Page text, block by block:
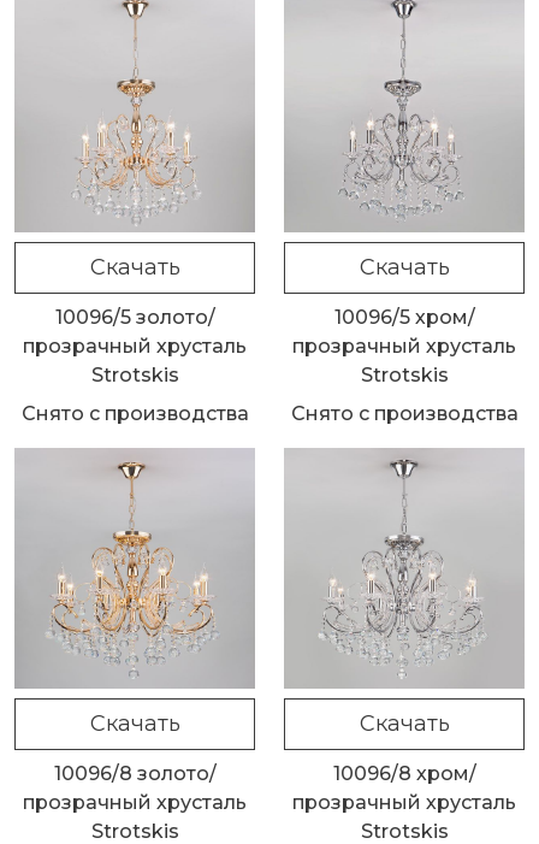
Скачать
10096/5 золото/
прозрачный хрусталь
Strotskis
Снято с производства
Скачать
10096/5 хром/
прозрачный хрусталь
Strotskis
Снято с производства
Скачать
10096/8 золото/
прозрачный хрусталь
Strotskis
Скачать
10096/8 хром/
прозрачный хрусталь
Strotskis